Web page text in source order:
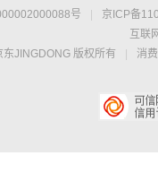
号 京ICP备
互联
东JINGDONG 版权所有 消